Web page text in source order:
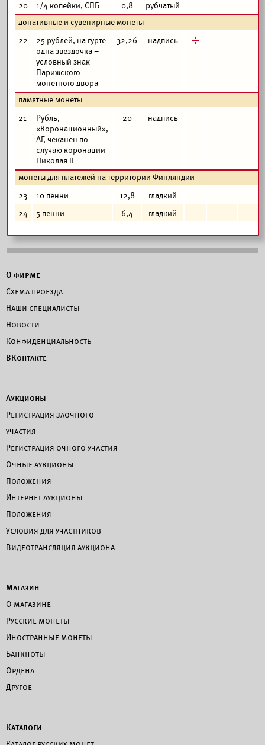
20
1/4 копейки, СПБ 0,8
рубчатый
донативные и сувенирные монеты
22
25 рублей, на гурте
одна звездочка –
условный знак
Парижского
монетного двора
32,26 надпись д
памятные монеты
21
Рубль,
«Коронационный»,
АГ, чеканен по
случаю коронации
Николая II
20 надпись
монеты для платежей на территории Финляндии
23
10 пенни 12,8
гладкий
24
5 пенни 6,4 гладкий
О фирме
Схема проезда
Наши специалисты
Новости
Конфиденциальность
ВКонтакте
Аукционы
Регистрация заочного
участия
Регистрация очного участия
Очные аукционы.
Положения
Интернет аукционы.
Положения
Условия для участников
Видеотрансляция аукциона
Магазин
О магазине
Русские монеты
Иностранные монеты
Банкноты
Ордена
Другое
Каталоги